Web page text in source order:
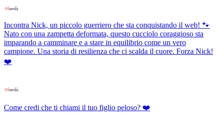
Incontra Nick, un piccolo guerriero che sta conquistando il web! 🐾
Nato con una zampetta deformata, questo cucciolo coraggioso sta
imparando a camminare e a stare in equilibrio come un vero
campione. Una storia di resilienza che ci scalda il cuore. Forza Nick!
❤️
Come credi che ti chiami il tuo figlio peloso? ❤️